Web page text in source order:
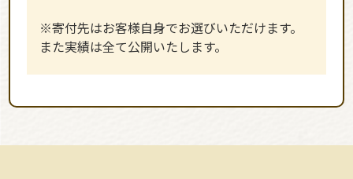
※寄付先はお客様自身でお選びいただけます。
また実績は全て公開いたします。